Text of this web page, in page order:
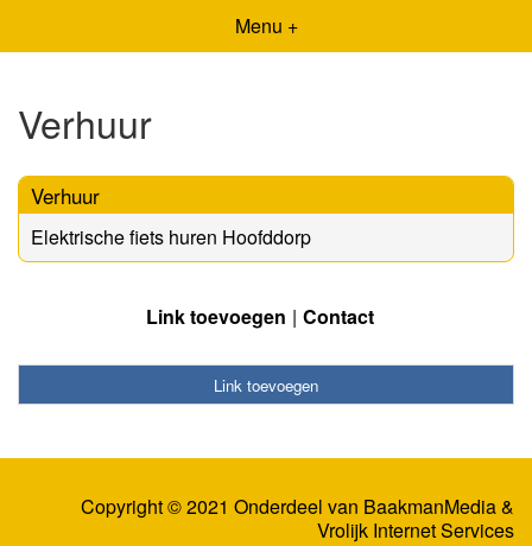
Menu +
Verhuur
Verhuur
Elektrische fiets huren Hoofddorp
Link toevoegen Contact
Link toevoegen
Copyright © 2021 Onderdeel van BaakmanMedia&
Vrolijk Internet Services